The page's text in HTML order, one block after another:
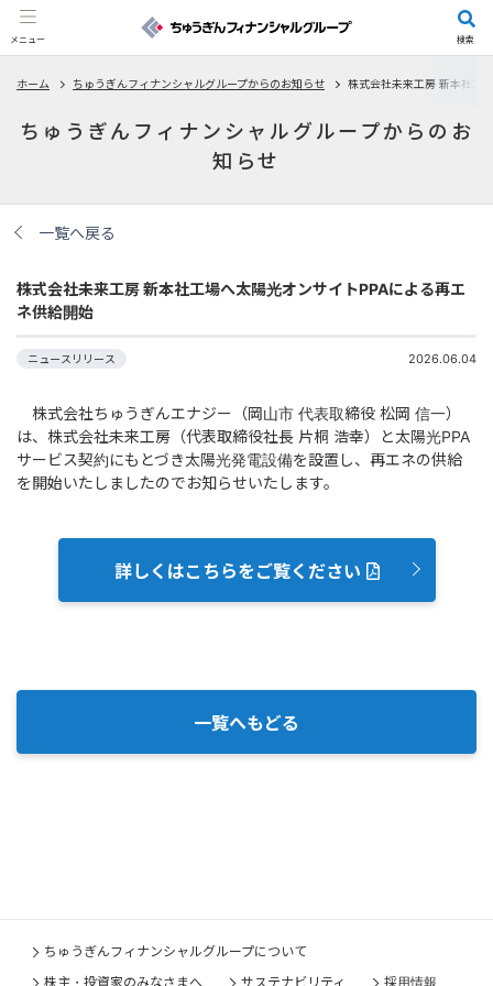
メニュー 検索
ホーム ちゅうぎんフィナンシャルグループからのお知らせ 株式会社未来工房 新本社工
ちゅうぎんフィナンシャルグループからのお
知らせ
一覧へ戻る
株式会社未来工房 新本社工場へ太陽光オンサイトPPAによる再エ
ネ供給開始
ニュースリリース 2026.06.04
株式会社ちゅうぎんエナジー（岡山市 代表取締役 松岡 信一）
は、株式会社未来工房（代表取締役社長 片桐 浩幸）と太陽光PPA
サービス契約にもとづき太陽光発電設備を設置し、再エネの供給
を開始いたしましたのでお知らせいたします。
詳しくはこちらをご覧ください
一覧へもどる
ちゅうぎんフィナンシャルグループについて
株主・投資家のみなさまへ
サステナビリティ 採用情報